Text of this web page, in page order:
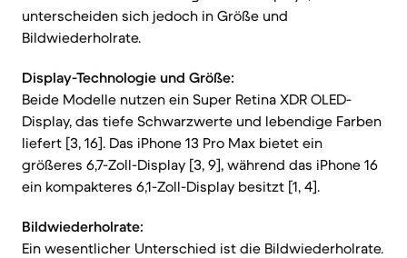
unterscheiden sich jedoch in Größe und
Bildwiederholrate.
Display-Technologie und Größe:
Beide Modelle nutzen ein Super Retina XDR OLED-
Display, das tiefe Schwarzwerte und lebendige Farben
liefert [3, 16]. Das iPhone 13 Pro Max bietet ein
größeres 6,7-Zoll-Display [3, 9], während das iPhone 16
ein kompakteres 6,1-Zoll-Display besitzt [1, 4].
Bildwiederholrate:
Ein wesentlicher Unterschied ist die Bildwiederholrate.